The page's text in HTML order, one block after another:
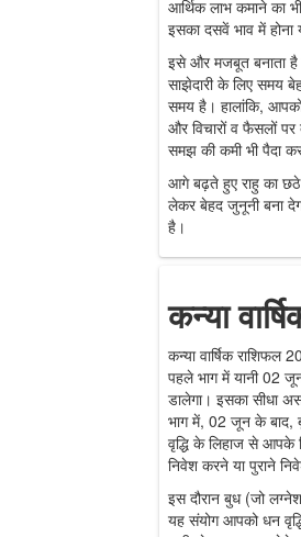
आर्थिक लाभ कमाने का
इसका दसवें भाव में
इसे और मजबूत बनाता है
साझेदारी के लिए समय
समय है। हालांकि,
और विचारों व फैसलों
समझ की कमी भी पैदा
आगे बढ़ते हुए राहु का छठे
लेकर बेहद जुनूनी बना
है।
कन्या
कन्या वार्षिक
पहले भाग में यानी 02
डालेगा। इसका सीधा
भाग में, 02 जून के बाद,
वृद्धि के लिहाज से आपके
निवेश करने या पुराने
इस दौरान बुध (जो
यह संयोग आपको धन